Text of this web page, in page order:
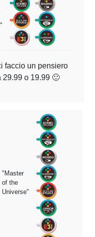
faccio un pensiero
29.99 o 19.99 🙂
"Master
of the
Universe"